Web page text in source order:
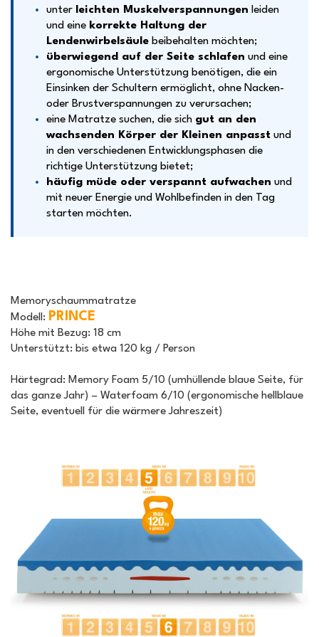
unter leichten Muskelverspannungen leiden
und eine korrekte Haltung der
Lendenwirbelsäule beibehalten möchten;
überwiegend auf der Seite schlafen und eine
ergonomische Unterstützung benötigen, die ein
Einsinken der Schultern ermöglicht, ohne Nacken-
oder Brustverspannungen zu verursachen;
eine Matratze suchen, die sich gut an den
wachsenden Körper der Kleinen anpasst und
in den verschiedenen Entwicklungsphasen die
richtige Unterstützung bietet;
häufig müde oder verspannt aufwachen und
mit neuer Energie und Wohlbefinden in den Tag
starten möchten.
Memoryschaummatratze
Modell: PRINCE
Höhe mit Bezug: 18 cm
Unterstützt: bis etwa 120 kg / Person
Härtegrad: Memory Foam 5/10 (umhüllende blaue Seite, für
das ganze Jahr) – Waterfoam 6/10 (ergonomische hellblaue
Seite, eventuell für die wärmere Jahreszeit)